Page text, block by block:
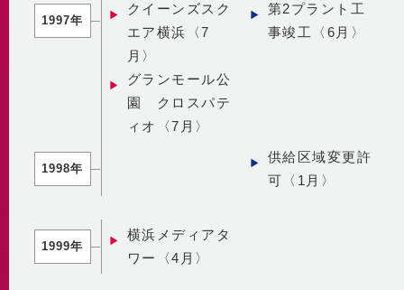
1997年
クイーンズスク
エア横浜〈7
月〉
グランモール公
園 クロスパテ
ィオ〈7月〉
第2プラント工
事竣工〈6月〉
1998年
供給区域変更許
可〈1月〉
1999年
横浜メディアタ
ワー〈4月〉